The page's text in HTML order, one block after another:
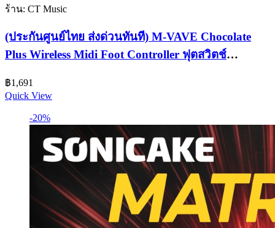
ร้าน: CT Music
(ประกันศูนย์ไทย ส่งด่วนทันที) M-VAVE Chocolate
Plus Wireless Midi Foot Controller ฟุตสวิตช์
฿1,691
Quick View
-20%